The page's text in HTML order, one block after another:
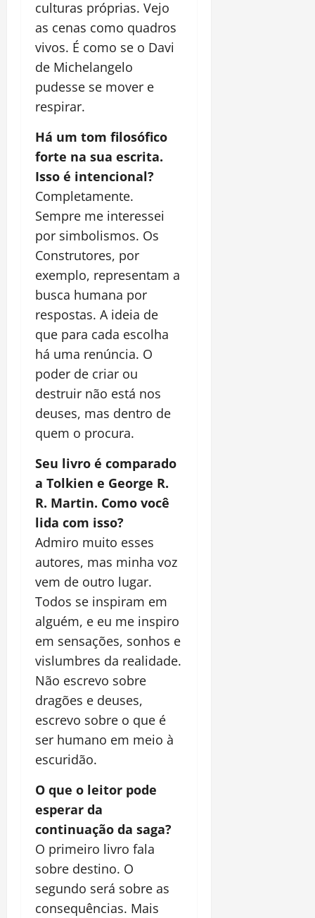
culturas próprias. Vejo
as cenas como quadros
vivos. É como se o Davi
de Michelangelo
pudesse se mover e
respirar.
Há um tom filosófico
forte na sua escrita.
Isso é intencional?
Completamente.
Sempre me interessei
por simbolismos. Os
Construtores, por
exemplo, representam a
busca humana por
respostas. A ideia de
que para cada escolha
há uma renúncia. O
poder de criar ou
destruir não está nos
deuses, mas dentro de
quem o procura.
Seu livro é comparado
a Tolkien e George R.
R. Martin. Como você
lida com isso?
Admiro muito esses
autores, mas minha voz
vem de outro lugar.
Todos se inspiram em
alguém, e eu me inspiro
em sensações, sonhos e
vislumbres da realidade.
Não escrevo sobre
dragões e deuses,
escrevo sobre o que é
ser humano em meio à
escuridão.
O que o leitor pode
esperar da
continuação da saga?
O primeiro livro fala
sobre destino. O
segundo será sobre as
consequências. Mais